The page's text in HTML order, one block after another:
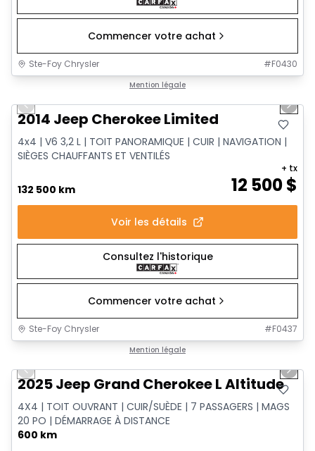
Commencer votre achat
Ste-Foy Chrysler #F0430
Mention légale
Previous slide Next
2014 Jeep Cherokee Limited
4x4 | V6 3,2 L | TOIT PANORAMIQUE | CUIR | NAVIGATION |
SIÈGES CHAUFFANTS ET VENTILÉS
132 500 km 12 500$
+ tx
Voir les détails
Consultez l'historique
Commencer votre achat
Ste-Foy Chrysler #F0437
Mention légale
Previous slide Next
2025 Jeep Grand Cherokee L Altitude
4X4 | TOIT OUVRANT | CUIR/SUÈDE | 7 PASSAGERS | MAGS
20 PO | DÉMARRAGE À DISTANCE
600 km